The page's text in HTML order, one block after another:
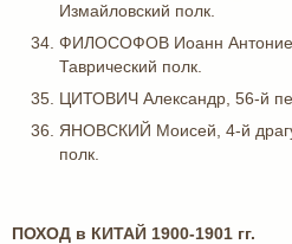
Измайловский полк.
ФИЛОСОФОВ Иоанн
Таврический полк.
ЦИТОВИЧ Александр, 56-й
ЯНОВСКИЙ Моисей, 4-й
полк.
ПОХОД в КИТАЙ 1900-1901 гг.